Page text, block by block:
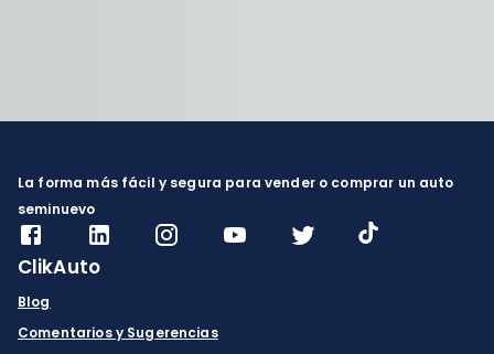
La forma más fácil y segura para vender o comprar un auto
seminuevo
ClikAuto
Blog
Comentarios y Sugerencias